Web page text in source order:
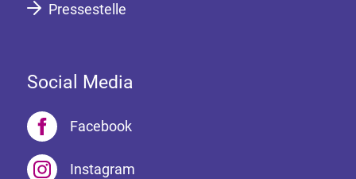
Pressestelle
Social Media
Facebook
Instagram